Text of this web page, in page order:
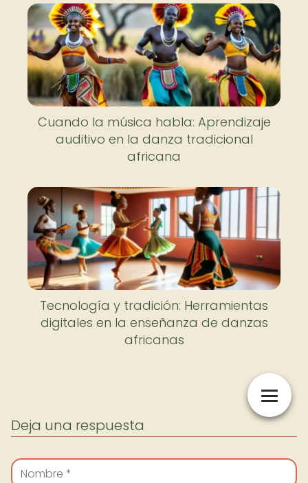
Cuando la música habla: Aprendizaje
auditivo en la danza tradicional
africana
Tecnología y tradición: Herramientas
digitales en la enseñanza de danzas
africanas
Deja una respuesta